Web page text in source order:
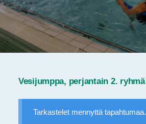
Vesijumppa, perjantain 2. ryhmä
Tarkastelet mennyttä tapahtumaa.